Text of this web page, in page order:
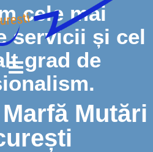
cele mai
servicii și cel
grad de
Mutări